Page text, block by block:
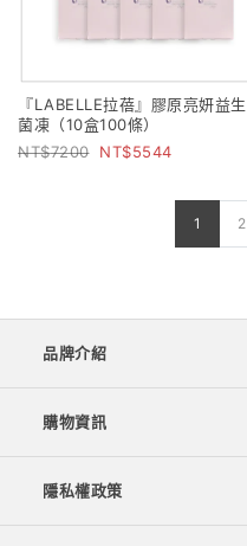
『LABELLE拉蓓』膠原亮妍益生
菌凍（10盒100條）
7200
5544
1 2
品牌介紹
購物資訊
隱私權政策